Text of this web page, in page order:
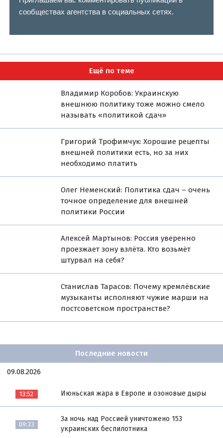
сообществах агентства в социальных сетях.
Ещё по теме
Владимир Коробов: Украинскую
внешнюю политику тоже можно смело
называть «политикой сдач»
Григорий Трофимчук: Хорошие рецепты
внешней политики есть, но за них
необходимо платить
Олег Неменский: Политика сдач – очень
точное определение для внешней
политики России
Алексей Мартынов: Россия уверенно
проезжает зону взлёта. Кто возьмёт
штурвал на себя?
Станислав Тарасов: Почему кремлёвские
музыканты исполняют чужие марши на
постсоветском пространстве?
Последние новости
09.08.2026
13:52 Июньская жара в Европе и озоновые дыры
09:33
За ночь над Россией уничтожено 153
украинских беспилотника